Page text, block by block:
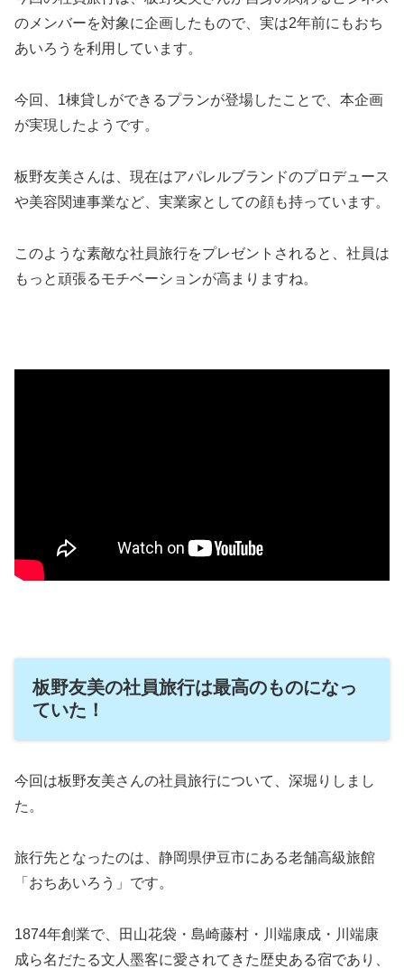
のメンバーを対象に企画したもので、実は2年前にもおち
あいろうを利用しています。
今回、1棟貸しができるプランが登場したことで、本企画
が実現したようです。
板野友美さんは、現在はアパレルブランドのプロデュース
や美容関連事業など、実業家としての顔も持っています。
このような素敵な社員旅行をプレゼントされると、社員は
もっと頑張るモチベーションが高まりますね。
板野友美の社員旅行は最高のものになっ
ていた！
今回は板野友美さんの社員旅行について、深堀りしまし
た。
旅行先となったのは、静岡県伊豆市にある老舗高級旅館
「おちあいろう」です。
1874年創業で、田山花袋・島崎藤村・川端康成・川端康
成ら名だたる文人墨客に愛されてきた歴史ある宿であり、